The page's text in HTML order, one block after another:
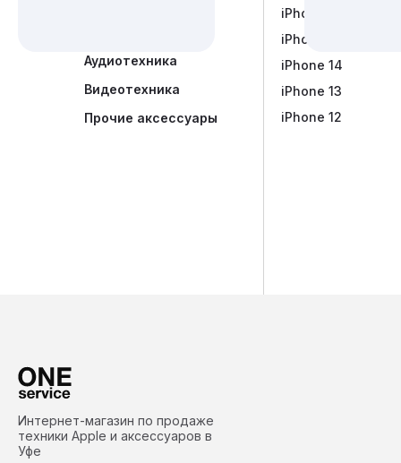
Аудиотехника
Видеотехника
Прочие аксессуары
iPhone 15
iPhone 14 Plus
iPhone 14
iPhone 13
iPhone 12
Портативная
Наушники
Интернет-магазин по продаже
техники Apple и аксессуаров в
Уфе